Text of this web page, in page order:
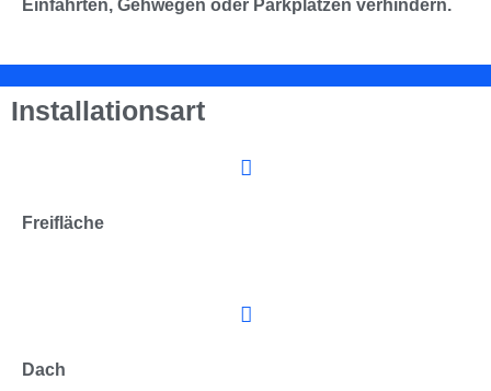
Einfahrten, Gehwegen oder Parkplätzen verhindern.
Installationsart
Freifläche
Dach